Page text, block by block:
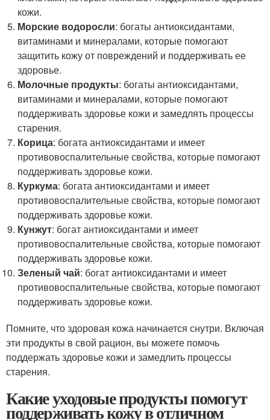
кожи.
Морские водоросли: богаты антиоксидантами,
витаминами и минералами, которые помогают
защитить кожу от повреждений и поддерживать ее
здоровье.
Молочные продукты: богаты антиоксидантами,
витаминами и минералами, которые помогают
поддерживать здоровье кожи и замедлять процессы
старения.
Корица: богата антиоксидантами и имеет
противовоспалительные свойства, которые помогают
поддерживать здоровье кожи.
Куркума: богата антиоксидантами и имеет
противовоспалительные свойства, которые помогают
поддерживать здоровье кожи.
Кунжут: богат антиоксидантами и имеет
противовоспалительные свойства, которые помогают
поддерживать здоровье кожи.
Зеленый чай: богат антиоксидантами и имеет
противовоспалительные свойства, которые помогают
поддерживать здоровье кожи.
Помните, что здоровая кожа начинается снутри. Включая
эти продукты в свой рацион, вы можете помочь
поддержать здоровье кожи и замедлить процессы
старения.
Какие уходовые продукты помогут
поддерживать кожу в отличном